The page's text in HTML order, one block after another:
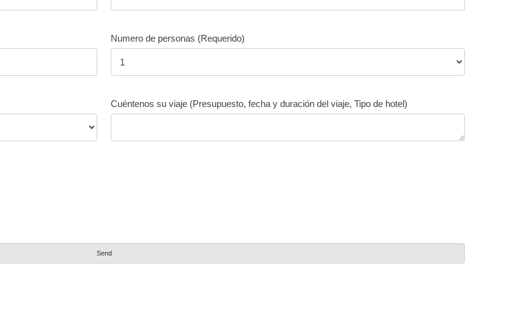
Numero de personas (Requerido)
Cuéntenos su viaje (Presupuesto, fecha y duración del viaje, Tipo de hotel)